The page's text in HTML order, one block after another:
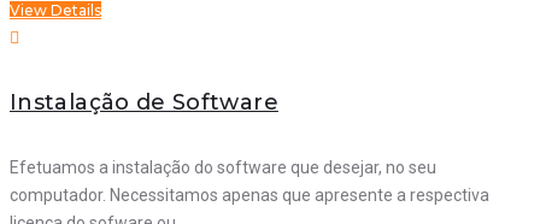
View Details
Instalação de Software
Efetuamos a instalação do software que desejar, no seu
computador. Necessitamos apenas que apresente a respectiva